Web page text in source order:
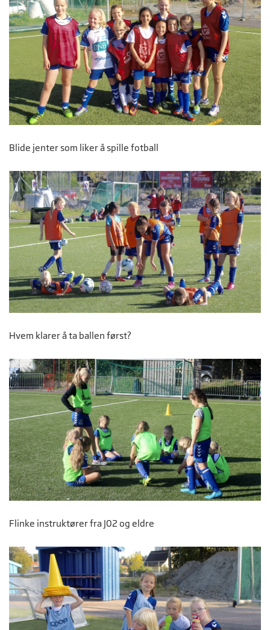
Blide jenter som liker å spille fotball
Hvem klarer å ta ballen først?
Flinke instruktører fra J02 og eldre